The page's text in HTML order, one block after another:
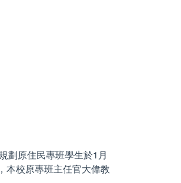
劃原住民專班學生於1月
本校原專班主任官大偉教